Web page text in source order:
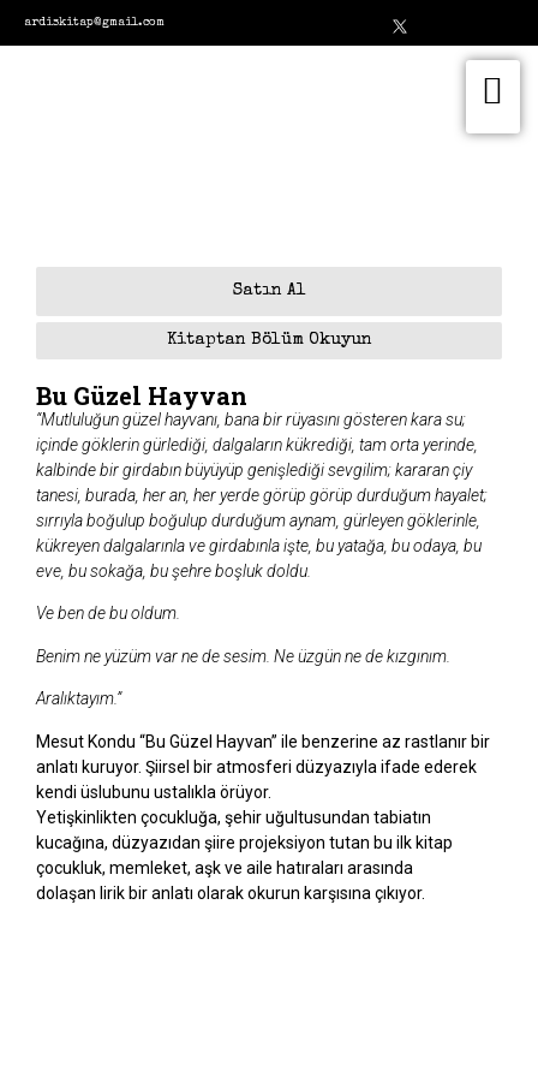
ardiskitap@gmail.com
Satın Al
Kitaptan Bölüm Okuyun
Bu Güzel Hayvan
“Mutluluğun güzel hayvanı, bana bir rüyasını gösteren kara su;
içinde göklerin gürlediği, dalgaların kükrediği, tam orta yerinde,
kalbinde bir girdabın büyüyüp genişlediği sevgilim; kararan çiy
tanesi, burada, her an, her yerde görüp görüp durduğum hayalet;
sırrıyla boğulup boğulup durduğum aynam, gürleyen göklerinle,
kükreyen dalgalarınla ve girdabınla işte, bu yatağa, bu odaya, bu
eve, bu sokağa, bu şehre boşluk doldu.
Ve ben de bu oldum.
Benim ne yüzüm var ne de sesim. Ne üzgün ne de kızgınım.
Aralıktayım.”
Mesut Kondu “Bu Güzel Hayvan” ile benzerine az rastlanır bir
anlatı kuruyor. Şiirsel bir atmosferi düzyazıyla ifade ederek
kendi üslubunu ustalıkla örüyor.
Yetişkinlikten çocukluğa, şehir uğultusundan tabiatın
kucağına, düzyazıdan şiire projeksiyon tutan bu ilk kitap
çocukluk, memleket, aşk ve aile hatıraları arasında
dolaşan lirik bir anlatı olarak okurun karşısına çıkıyor.